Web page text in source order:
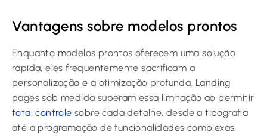
Vantagens sobre modelos prontos
Enquanto modelos prontos oferecem uma solução
rápida, eles frequentemente sacrificam a
personalização e a otimização profunda. Landing
pages sob medida superam essa limitação ao permitir
total controle sobre cada detalhe, desde a tipografia
até a programação de funcionalidades complexas.